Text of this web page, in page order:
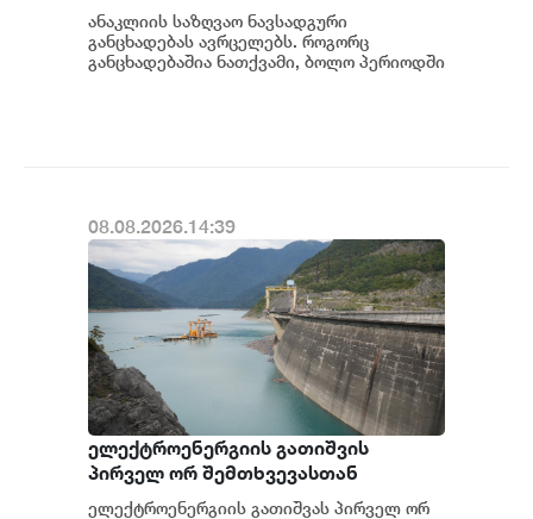
ანაკლიის საზღვაო ნავსადგური
განცხადებას ავრცელებს. როგორც
განცხადებაშია ნათქვამი, ბოლო პერიოდში
08.08.2026.14:39
ელექტროენერგიის გათიშვის
პირველ ორ შემთხვევასთან
დაკავშირებით სუს-ში წარიმართება
ელექტროენერგიის გათიშვას პირველ ორ